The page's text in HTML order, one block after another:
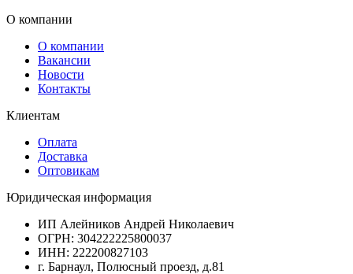
О компании
О компании
Вакансии
Новости
Контакты
Клиентам
Оплата
Доставка
Оптовикам
Юридическая информация
ИП Алейников Андрей Николаевич
ОГРН: 304222225800037
ИНН: 222200827103
г. Барнаул, Полюсный проезд, д.81